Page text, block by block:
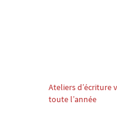
Ateliers d’écriture
toute l’année